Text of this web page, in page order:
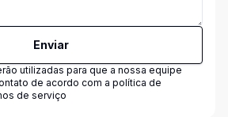
Enviar
utilizadas para que a nossa equipe
de acordo com a política de
de serviço